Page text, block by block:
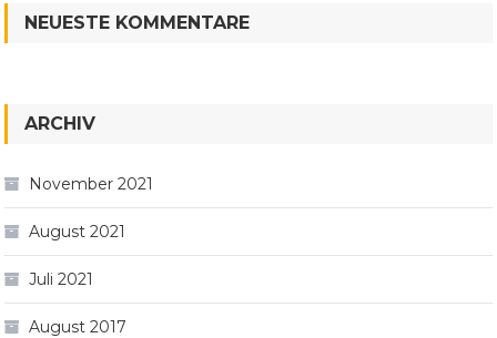
NEUESTE KOMMENTARE
ARCHIV
November 2021
August 2021
Juli 2021
August 2017